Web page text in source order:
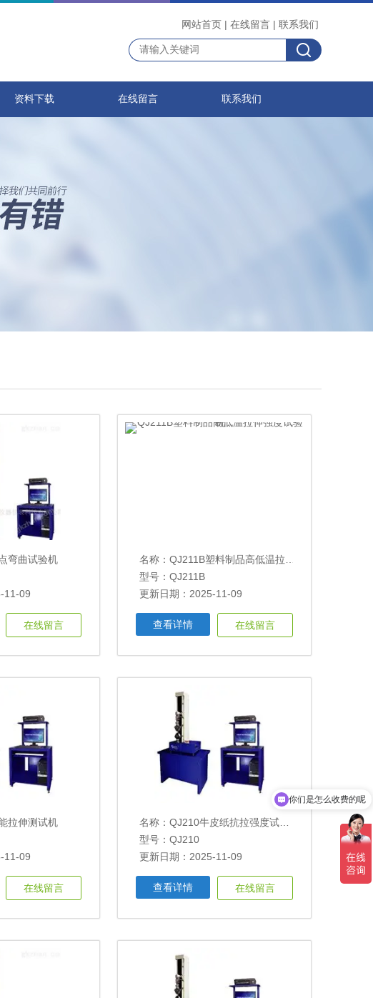
网站首页 | 在线留言 | 联系我们
资料下载 在线留言 联系我们
弯曲试验机
11-09
在线留言
名称： QJ211B塑料制品高低温拉伸强度试验机
型号：QJ211B
更新日期：2025-11-09
查看详情 在线留言
拉伸测试机
11-09
在线留言
名称： QJ210牛皮纸抗拉强度试验机
型号：QJ210
更新日期：2025-11-09
查看详情 在线留言
你们是怎么收费的呢